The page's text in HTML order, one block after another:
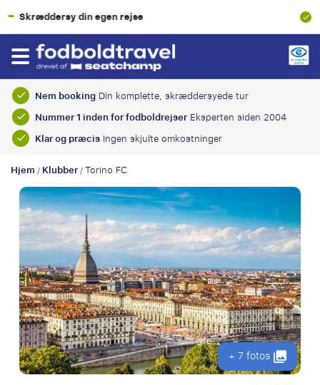
100% Økonomisk beskyttelse
Nem bookingDin komplette, skræddersyede tur
Nummer 1 inden for fodboldrejserEksperten siden 2004
Klar og præcisIngen skjulte omkostninger
Hjem/Klubber/Torino FC
+ 7 fotos